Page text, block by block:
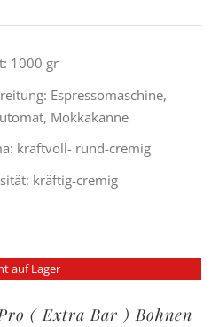
1000 gr
Espressomaschine,
Mokkakanne
kraftvoll- rund-cremig
kräftig-cremig
auf Lager
( Extra Bar ) Bohnen